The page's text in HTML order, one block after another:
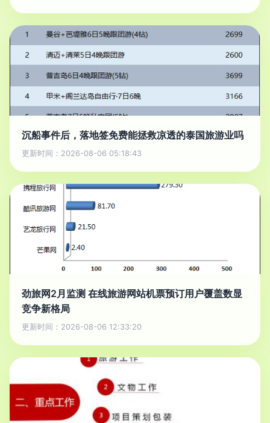
沉船事件后，落地签免费能拯救凉透的泰国旅游业吗
更新时间：2026-08-06 05:18:43
劲旅网2月监测 在线旅游网站机票预订用户覆盖数显
竞争新格局
更新时间：2026-08-06 12:33:20